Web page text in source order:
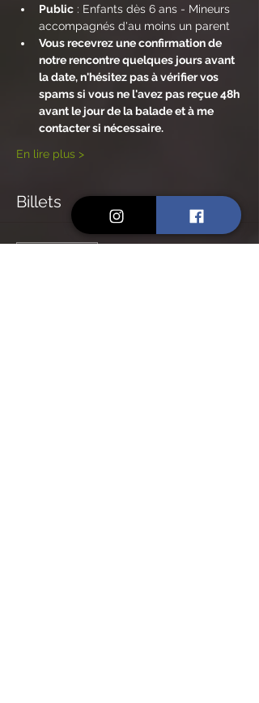
Public : Enfants dès 6 ans - Mineurs
accompagnés d'au moins un parent
Vous recevrez une confirmation de
notre rencontre quelques jours avant
la date, n'hésitez pas à vérifier vos
spams si vous ne l'avez pas reçue 48h
avant le jour de la balade et à me
contacter si nécessaire.
En lire plus >
Billets